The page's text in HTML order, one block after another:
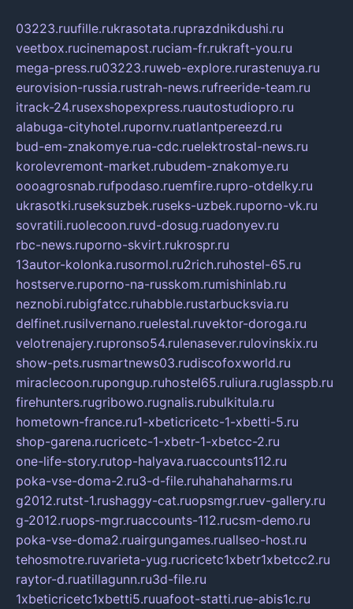
03223.ruufille.rukrasotata.ruprazdnikdushi.ru
veetbox.rucinemapost.ruciam-fr.rukraft-you.ru
mega-press.ru03223.ruweb-explore.rurastenuya.ru
eurovision-russia.rustrah-news.rufreeride-team.ru
itrack-24.rusexshopexpress.ruautostudiopro.ru
alabuga-cityhotel.rupornv.ruatlantpereezd.ru
bud-em-znakomye.rua-cdc.ruelektrostal-news.ru
korolevremont-market.rubudem-znakomye.ru
oooagrosnab.rufpodaso.ruemfire.rupro-otdelky.ru
ukrasotki.ruseksuzbek.ruseks-uzbek.ruporno-vk.ru
sovratili.ruolecoon.ruvd-dosug.ruadonyev.ru
rbc-news.ruporno-skvirt.rukrospr.ru
13autor-kolonka.rusormol.ru2rich.ruhostel-65.ru
hostserve.ruporno-na-russkom.rumishinlab.ru
neznobi.rubigfatcc.ruhabble.rustarbucksvia.ru
delfinet.rusilvernano.ruelestal.ruvektor-doroga.ru
velotrenajery.rupronso54.rulenasever.rulovinskix.ru
show-pets.rusmartnews03.rudiscofoxworld.ru
miraclecoon.rupongup.ruhostel65.ruliura.ruglasspb.ru
firehunters.rugribowo.rugnalis.rubulkitula.ru
hometown-france.ru1-xbeticricetc-1-xbetti-5.ru
shop-garena.rucricetc-1-xbetr-1-xbetcc-2.ru
one-life-story.rutop-halyava.ruaccounts112.ru
poka-vse-doma-2.ru3-d-file.ruhahahaharms.ru
g2012.rutst-1.rushaggy-cat.ruopsmgr.ruev-gallery.ru
g-2012.ruops-mgr.ruaccounts-112.rucsm-demo.ru
poka-vse-doma2.ruairgungames.ruallseo-host.ru
tehosmotre.ruvarieta-yug.rucricetc1xbetr1xbetcc2.ru
raytor-d.ruatillagunn.ru3d-file.ru
1xbeticricetc1xbetti5.ruuafoot-statti.rue-abis1c.ru